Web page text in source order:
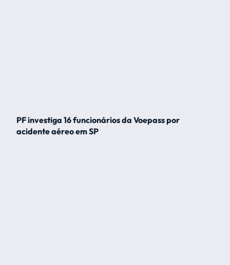
PF investiga 16 funcionários da Voepass por
acidente aéreo em SP